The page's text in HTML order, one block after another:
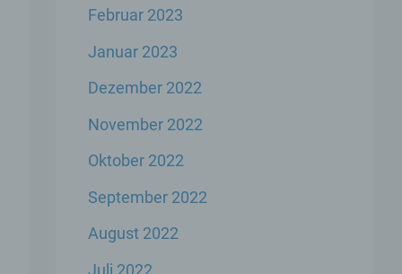
Februar 2023
Januar 2023
Dezember 2022
November 2022
Oktober 2022
September 2022
August 2022
Juli 2022